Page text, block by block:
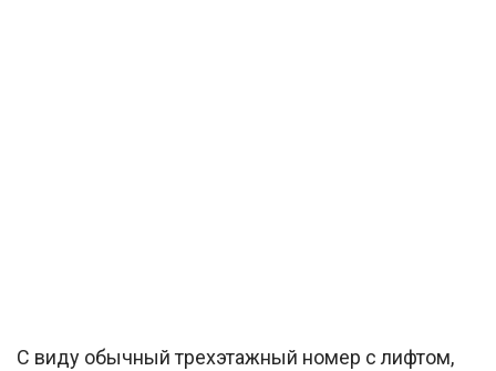
С виду обычный трехэтажный номер с лифтом,